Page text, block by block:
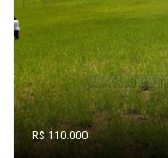
R$ 110.000